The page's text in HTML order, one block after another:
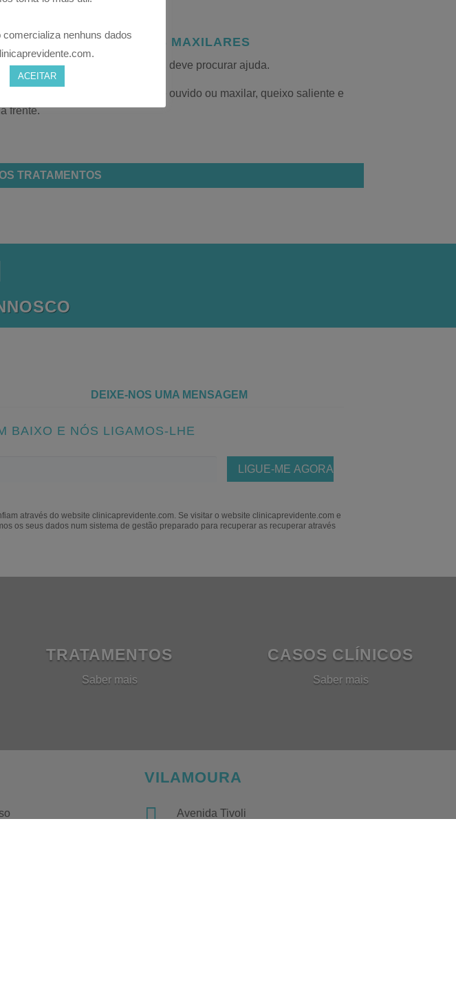
FUNCIONAL DOS MAXILARES
a respiração é feita pela boca, deve procurar ajuda.
bruxismo, apertar dentes, dor de ouvido ou maxilar, queixo saliente e
frente.
TRATAMENTOS
DEIXE-NOS UMA MENSAGEM
BAIXO E NÓS LIGAMOS-LHE
através do website clinicaprevidente.com. Se visitar o website clinicaprevidente.com e
os seus dados num sistema de gestão preparado para recuperar as recuperar através
TRATAMENTOS
Saber mais
CASOS CLÍNICOS
Saber mais
VILAMOURA

Avenida Tivoli
nenhuns dados
ACEITAR